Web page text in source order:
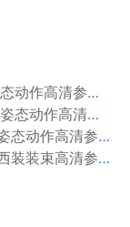
高清参考图片
高清参考图片
作高清参考图片
束高清参考图片